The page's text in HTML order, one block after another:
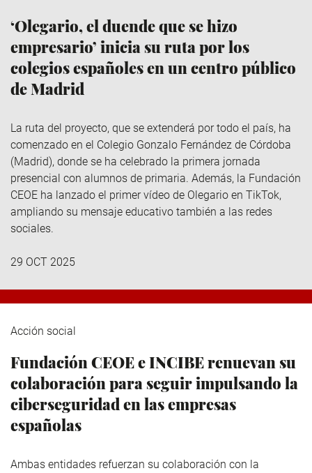
‘Olegario, el duende que se hizo
empresario’ inicia su ruta por los
colegios españoles en un centro público
de Madrid
La ruta del proyecto, que se extenderá por todo el país, ha
comenzado en el Colegio Gonzalo Fernández de Córdoba
(Madrid), donde se ha celebrado la primera jornada
presencial con alumnos de primaria. Además, la Fundación
CEOE ha lanzado el primer vídeo de Olegario en TikTok,
ampliando su mensaje educativo también a las redes
sociales.
29 OCT 2025
Acción social
Fundación CEOE e INCIBE renuevan su
colaboración para seguir impulsando la
ciberseguridad en las empresas
españolas
Ambas entidades refuerzan su colaboración con la